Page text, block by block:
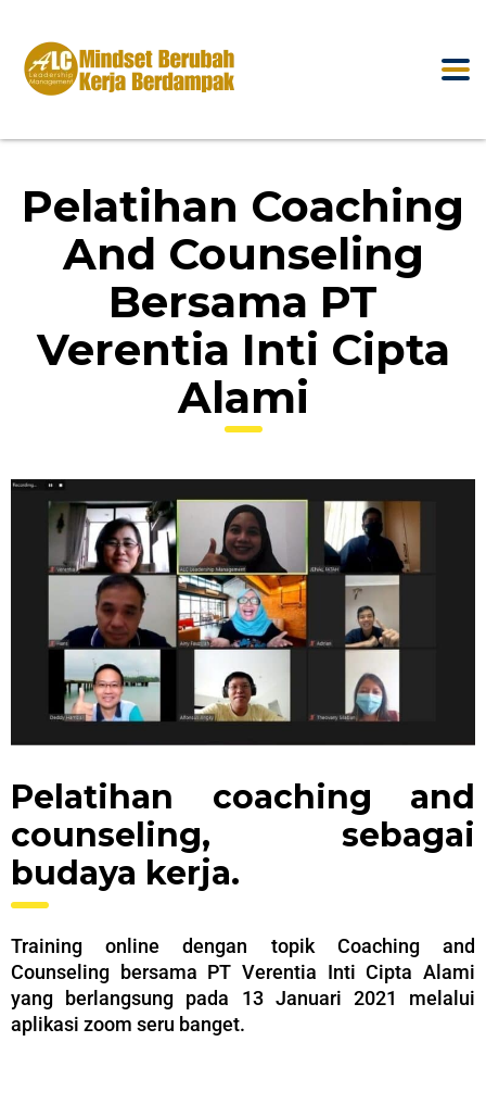
Pelatihan Coaching
And Counseling
Bersama PT
Verentia Inti Cipta
Alami
Pelatihan coaching and
counseling, sebagai
budaya kerja.
Training online dengan topik Coaching and
Counseling bersama PT Verentia Inti Cipta Alami
yang berlangsung pada 13 Januari 2021 melalui
aplikasi zoom seru banget.